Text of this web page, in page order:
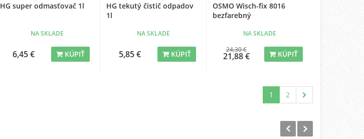
HG super odmasťovač 1l
NA SKLADE
6,45 € KÚPIŤ
HG tekutý čistič odpadov
1l
NA SKLADE
5,85 € KÚPIŤ
OSMO Wisch-fix 8016
bezfarebný
NA SKLADE
24,30 €
21,88 € KÚPIŤ
1 2